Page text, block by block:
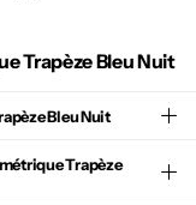
Trapèze Bleu Nuit
Bleu Nuit
Trapèze